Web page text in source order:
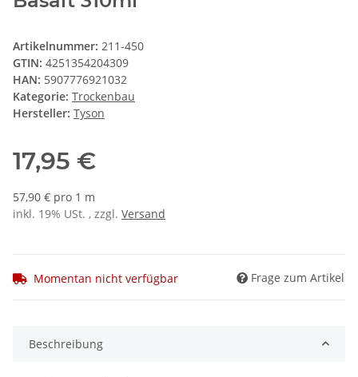
Artikelnummer: 211-450
GTIN: 4251354204309
HAN: 5907776921032
Kategorie: Trockenbau
Hersteller: Tyson
17,95 €
57,90 € pro 1 m
inkl. 19% USt. , zzgl. Versand
Momentan nicht verfügbar Frage zum Artikel
Beschreibung